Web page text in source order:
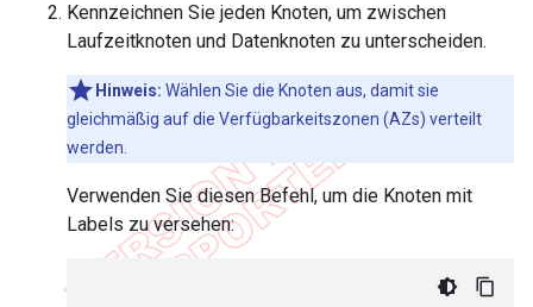
Kennzeichnen Sie jeden Knoten, um zwischen
Laufzeitknoten und Datenknoten zu unterscheiden.
Hinweis: Wählen Sie die Knoten aus, damit sie
gleichmäßig auf die Verfügbarkeitszonen (AZs) verteilt
werden.
Verwenden Sie diesen Befehl, um die Knoten mit
Labels zu versehen: